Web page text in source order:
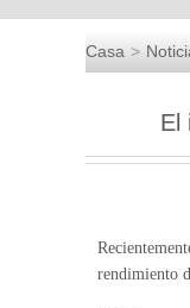
Casa
El
rendimiento